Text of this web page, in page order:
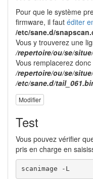
Pour que le système
firmware, il faut éditer
/etc/sane.d/
Vous y trouverez une
/repertoire/ou/se/
Vous remplacerez donc
/repertoire/ou/se/
/etc/sane.d/
Modifier
Test
Vous pouvez vérifier
pris en charge en
scanimage -L